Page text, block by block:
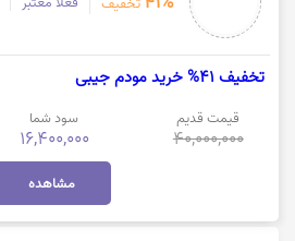
تخفیف
تخفیف 41% خرید مودم جیبی
قیمت قدیم
40,000,000
سود شما
16,400,000
مشاهده